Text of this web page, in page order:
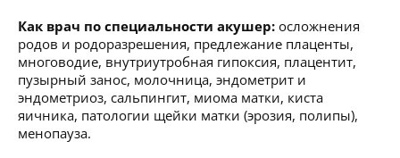
Как врач по специальности акушер: осложнения
родов и родоразрешения, предлежание плаценты,
многоводие, внутриутробная гипоксия, плацентит,
пузырный занос, молочница, эндометрит и
эндометриоз, сальпингит, миома матки, киста
яичника, патологии щейки матки (эрозия, полипы),
менопауза.